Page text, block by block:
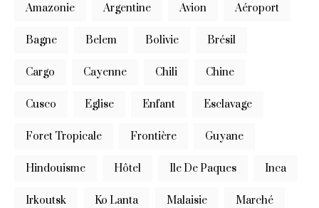
Amazonie Argentine Avion Aéroport
Bagne Belem Bolivie Brésil
Cargo Cayenne Chili Chine
Cusco Eglise Enfant Esclavage
Foret Tropicale Frontière Guyane
Hindouisme Hôtel Ile De Paques Inca
Irkoutsk Ko Lanta Malaisie Marché